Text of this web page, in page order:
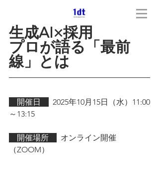
生成AI×採用
プロが語る「最前
線」とは
開催日
2025年10月15日（水）11:00
～13:15
開催場所
  オンライン開催
（ZOOM）